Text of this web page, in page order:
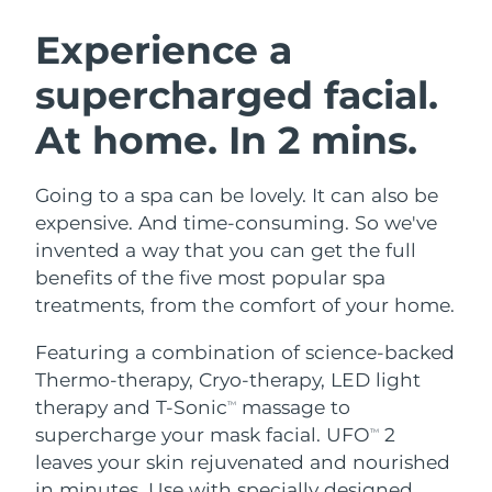
Experience a
supercharged facial.
At home. In 2 mins.
Going to a spa can be lovely. It can also be
expensive. And time-consuming. So we've
invented a way that you can get the full
benefits of the five most popular spa
treatments, from the comfort of your home.
Featuring a combination of science-backed
Thermo-therapy, Cryo-therapy, LED light
therapy and T-SonicTM
massage to
supercharge your mask facial. UFOTM
2
leaves your skin rejuvenated and nourished
Ansiktsrengöring
Anti-aging massage
LUNA™ 4 Plus
Massage, LED heating
LUNA™ 4 Men
For men, anti-aging massage
Ansiktslyft
Microcurrent toning
BEAR™ 2 go
Microcurrent toning on-the-go
BEAR™ 2 eyes & lips
Microcurrent line smoothing device
Återfuktning
UFO™ 3-paket
UFO™ 3 LED
Near-infrared and red light therapy
device
Munvård
issa™ 4
issa™ 4 plus
Smart hybrid silicone sonic toothbrush
Anti-aging LED-behandlingar
NEW
Österrike
Bahrain Förväntad leverans8/13/26
Belgien Förväntad leverans8/12/26
Bermuda Förväntad leverans8/18/26
Bosnien och
Hercegovina
Förväntad leverans
Brunei Förväntad leverans8/17/26
Bulgarien
Kanada Förväntad leverans
Chile Förväntad leverans8/16/26